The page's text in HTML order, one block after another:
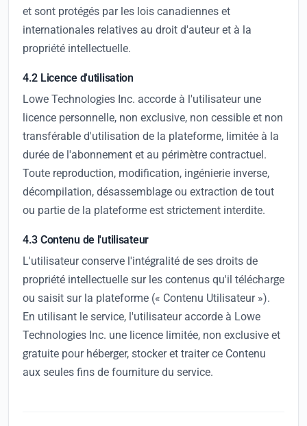
et sont protégés par les lois canadiennes et
internationales relatives au droit d'auteur et à la
propriété intellectuelle.
4.2 Licence d'utilisation
Lowe Technologies Inc. accorde à l'utilisateur une
licence personnelle, non exclusive, non cessible et non
transférable d'utilisation de la plateforme, limitée à la
durée de l'abonnement et au périmètre contractuel.
Toute reproduction, modification, ingénierie inverse,
décompilation, désassemblage ou extraction de tout
ou partie de la plateforme est strictement interdite.
4.3 Contenu de l'utilisateur
L'utilisateur conserve l'intégralité de ses droits de
propriété intellectuelle sur les contenus qu'il télécharge
ou saisit sur la plateforme (« Contenu Utilisateur »).
En utilisant le service, l'utilisateur accorde à Lowe
Technologies Inc. une licence limitée, non exclusive et
gratuite pour héberger, stocker et traiter ce Contenu
aux seules fins de fourniture du service.